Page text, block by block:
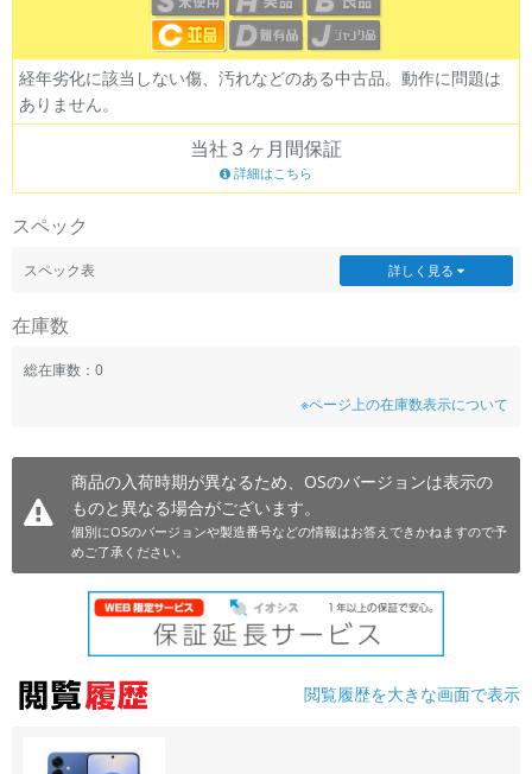
経年劣化に該当しない傷、汚れなどのある中古品。動作に問題は
ありません。
当社３ヶ月間保証
詳細はこちら
スペック
スペック表 詳しく見る
在庫数
総在庫数：0
※ページ上の在庫数表示について
商品の入荷時期が異なるため、OSのバージョンは表示の
ものと異なる場合がございます。
個別にOSのバージョンや製造番号などの情報はお答えできかねますので予
めご了承ください。
閲覧履歴を大きな画面で表示
メモリ
モニタサイズ
価格
円
発売日
月 から
年 月 まで
各項目のチェックボックスは「or検索」となります。